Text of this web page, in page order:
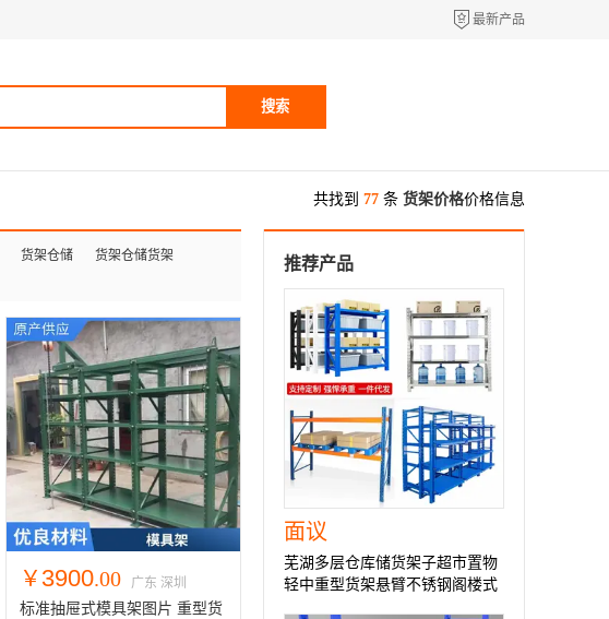
最新产品
搜索
共找到 77 条 货架价格价格信息
货架仓储
货架仓储货架
￥ 3900.00 广东 深圳
标准抽屉式模具架图片 重型货
推荐产品
面议
芜湖多层仓库储货架子超市置物
轻中重型货架悬臂不锈钢阁楼式